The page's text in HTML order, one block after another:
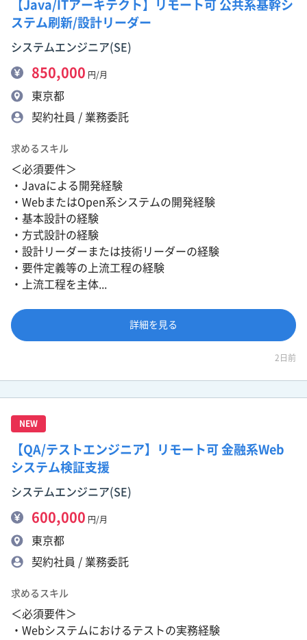
【Java/ITアーキテクト】リモート可 公共系基幹シ
ステム刷新/設計リーダー
システムエンジニア(SE)
850,000 円/月
東京都
契約社員 / 業務委託
求めるスキル
＜必須要件＞
・Javaによる開発経験
・WebまたはOpen系システムの開発経験
・基本設計の経験
・方式設計の経験
・設計リーダーまたは技術リーダーの経験
・要件定義等の上流工程の経験
・上流工程を主体...
詳細を見る
2日前
NEW
【QA/テストエンジニア】リモート可 金融系Web
システム検証支援
システムエンジニア(SE)
600,000 円/月
東京都
契約社員 / 業務委託
求めるスキル
＜必須要件＞
・Webシステムにおけるテストの実務経験